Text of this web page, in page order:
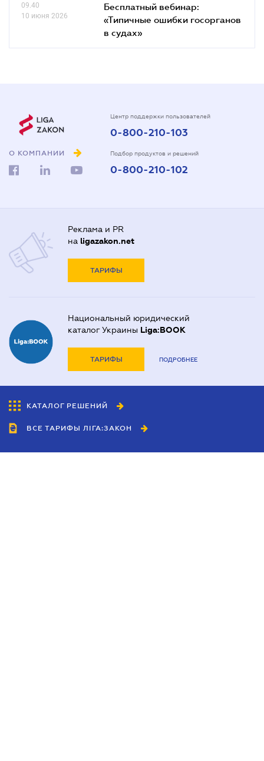
09.40
10 июня 2026
Бесплатный вебинар:
«Типичные ошибки госорганов
в судах»
О КОМПАНИИ
Центр поддержки пользователей
0-800-210-103
Подбор продуктов и решений
0-800-210-102
Реклама и PR
на ligazakon.net
ТАРИФЫ
Национальный юридический
каталог Украины Liga:BOOK
ТАРИФЫ ПОДРОБНЕЕ
КАТАЛОГ РЕШЕНИЙ
ВСЕ ТАРИФЫ ЛІГА:ЗАКОН